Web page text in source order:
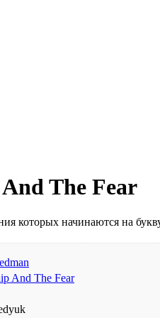
The Fear
которых начинаются на
And The Fear